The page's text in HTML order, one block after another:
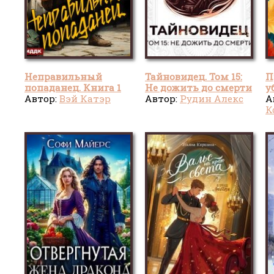
Неправильный
попаданец. Книга 1
Автор: Вэй Катэр
Тайновидец. Том 15:
Не дожить до смерти
Автор: Рудин Алекс